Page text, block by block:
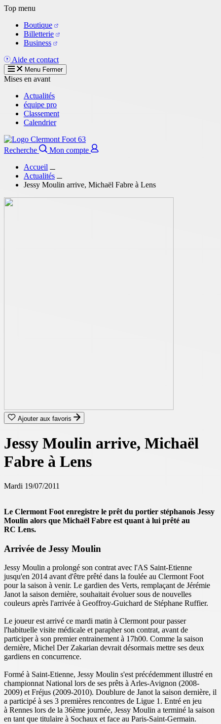
Aller
contenu
principal
Top menu
Boutique
Billetterie
Business
Aide et contact
Menu Fermer
Mises en avant
Actualités
équipe pro
Classement
Calendrier
Recherche
Mon compte
Accueil
Actualités
Jessy Moulin arrive, Michaël Fabre à Lens
Ajouter aux favoris
Jessy Moulin arrive, Michaël
Fabre à Lens
Mardi 19/07/2011
Le Clermont Foot enregistre le prêt du portier stéphanois Jessy
Moulin alors que Michaël Fabre est quant à lui prêté au
RC Lens.
Arrivée de Jessy Moulin
Jessy Moulin a prolongé son contrat avec l'AS Saint-Etienne
jusqu'en 2014 avant d'être prêté dans la foulée au Clermont Foot
pour la saison à venir. Le gardien des Verts, remplaçant de Jérémie
Janot la saison dernière, souhaitait évoluer sous de nouvelles
couleurs après l'arrivée à Geoffroy-Guichard de Stéphane Ruffier.
Le joueur est arrivé ce mardi matin à Clermont pour passer
l'habituelle visite médicale et parapher son contrat, avant de
participer à son premier entrainement à 17h00. Comme la saison
dernière, Michel Der Zakarian devrait désormais mettre ses deux
gardiens en concurrence.
Formé à Saint-Etienne, Jessy Moulin s'est précédemment illustré en
championnat National lors de ses prêts à Arles-Avignon (2008-
2009) et Fréjus (2009-2010). Doublure de Janot la saison dernière, il
a participé à ses 3 premières rencontres de Ligue 1. Entré en jeu
à Rennes lors de la 36ème journée, Jessy Moulin a terminé la saison
en tant que titulaire à Sochaux et face au Paris-Saint-Germain.